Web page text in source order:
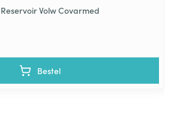
Volw Covarmed
Bestel